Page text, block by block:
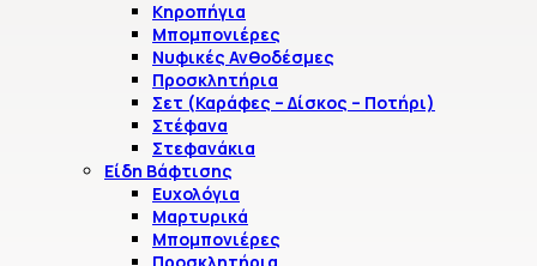
Κηροπήγια
Μπομπονιέρες
Νυφικές Ανθοδέσμες
Προσκλητήρια
Σετ (Καράφες – Δίσκος – Ποτήρι)
Στέφανα
Στεφανάκια
Είδη Βάφτισης
Ευχολόγια
Μαρτυρικά
Μπομπονιέρες